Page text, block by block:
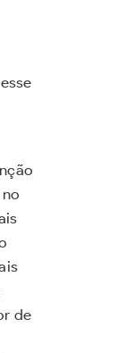
de